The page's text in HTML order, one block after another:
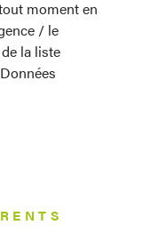
moment en
/ le
la liste